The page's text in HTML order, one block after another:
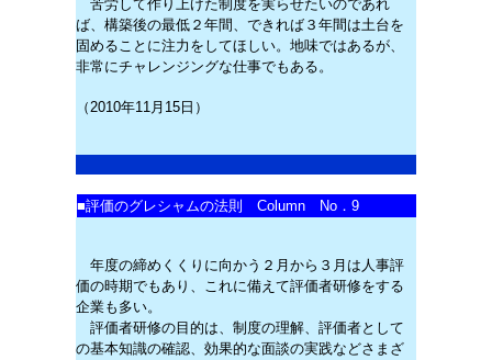
苦労して作り上げた制度を実らせたいのであれ
ば、構築後の最低２年間、できれば３年間は土台を
固めることに注力をしてほしい。地味ではあるが、
非常にチャレンジングな仕事でもある。
（2010年11月15日）
■評価のグレシャムの法則 Column No．9
年度の締めくくりに向かう２月から３月は人事評
価の時期でもあり、これに備えて評価者研修をする
企業も多い。
評価者研修の目的は、制度の理解、評価者として
の基本知識の確認、効果的な面談の実践などさまざ